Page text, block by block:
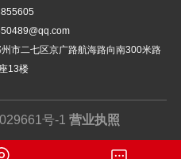
市二七区京广路航海路向南300米路
13楼
号-1 营业执照